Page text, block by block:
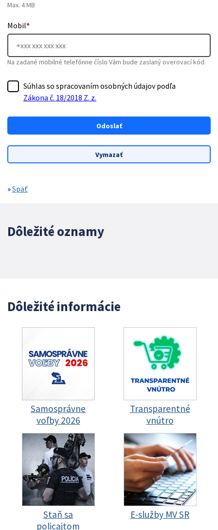
Max. 4 MB
Mobil*
Na zadané mobilné telefónne číslo Vám bude zaslaný overovací kód.
Súhlas so spracovaním osobných údajov podľa
Zákona č. 18/2018 Z. z.
»Späť
Dôležité oznamy
Dôležité informácie
Samosprávne
voľby 2026
Transparentné
vnútro
Staň sa
policajtom
E-služby MV SR